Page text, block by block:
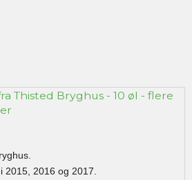
Thisted Bryghus - 10 øl - flere
2015, 2016 og 2017.